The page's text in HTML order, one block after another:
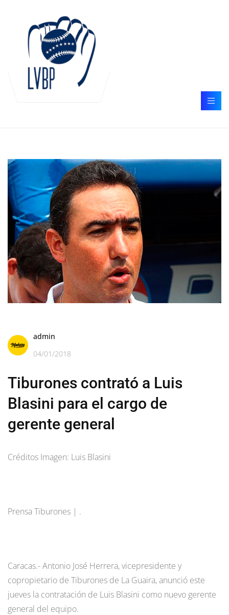
admin
04/01/2018
Tiburones contrató a Luis
Blasini para el cargo de
gerente general
Créditos Imagen: Luis Blasini
Prensa Tiburones | .
Caracas.- Antonio José Herrera, vicepresidente y
copropietario de Tiburones de La Guaira, anunció este
jueves la contratación de Luis Blasini como nuevo gerente
general del equipo.